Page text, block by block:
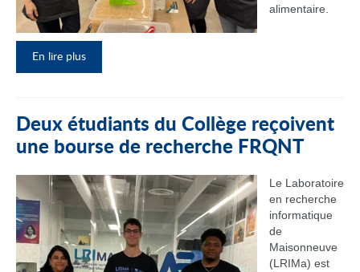
alimentaire.
En lire plus
Deux étudiants du Collège reçoivent
une bourse de recherche FRQNT
Le Laboratoire
en recherche
informatique
de
Maisonneuve
(LRIMa) est